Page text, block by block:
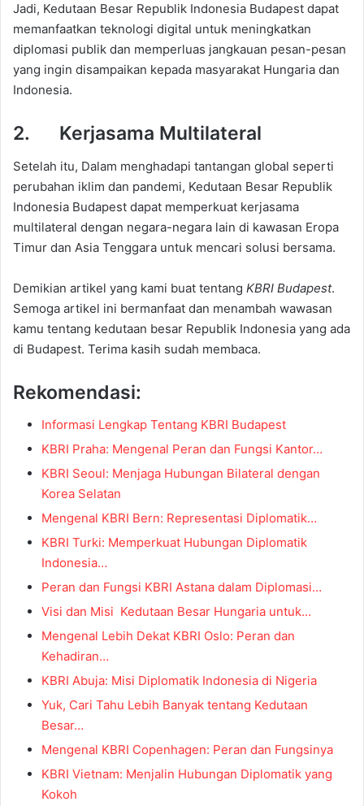
Jadi, Kedutaan Besar Republik Indonesia Budapest dapat
memanfaatkan teknologi digital untuk meningkatkan
diplomasi publik dan memperluas jangkauan pesan-pesan
yang ingin disampaikan kepada masyarakat Hungaria dan
Indonesia.
2. Kerjasama Multilateral
Setelah itu, Dalam menghadapi tantangan global seperti
perubahan iklim dan pandemi, Kedutaan Besar Republik
Indonesia Budapest dapat memperkuat kerjasama
multilateral dengan negara-negara lain di kawasan Eropa
Timur dan Asia Tenggara untuk mencari solusi bersama.
Demikian artikel yang kami buat tentang KBRI Budapest.
Semoga artikel ini bermanfaat dan menambah wawasan
kamu tentang kedutaan besar Republik Indonesia yang ada
di Budapest. Terima kasih sudah membaca.
Rekomendasi:
Informasi Lengkap Tentang KBRI Budapest
KBRI Praha: Mengenal Peran dan Fungsi Kantor…
KBRI Seoul: Menjaga Hubungan Bilateral dengan
Korea Selatan
Mengenal KBRI Bern: Representasi Diplomatik…
KBRI Turki: Memperkuat Hubungan Diplomatik
Indonesia…
Peran dan Fungsi KBRI Astana dalam Diplomasi…
Visi dan Misi Kedutaan Besar Hungaria untuk…
Mengenal Lebih Dekat KBRI Oslo: Peran dan
Kehadiran…
KBRI Abuja: Misi Diplomatik Indonesia di Nigeria
Yuk, Cari Tahu Lebih Banyak tentang Kedutaan
Besar…
Mengenal KBRI Copenhagen: Peran dan Fungsinya
KBRI Vietnam: Menjalin Hubungan Diplomatik yang
Kokoh